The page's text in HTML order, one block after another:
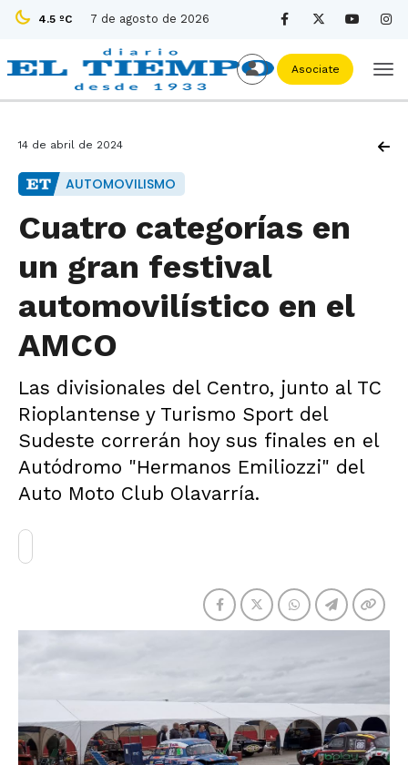
4.5 ºC 7 de agosto de 2026
Asociate
14 de abril de 2024
AUTOMOVILISMO
Cuatro categorías en
un gran festival
automovilístico en el
AMCO
Las divisionales del Centro, junto al TC
Rioplantense y Turismo Sport del
Sudeste correrán hoy sus finales en el
Autódromo "Hermanos Emiliozzi" del
Auto Moto Club Olavarría.